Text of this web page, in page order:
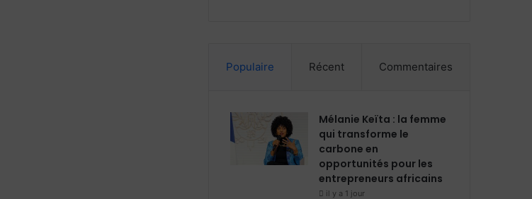
e
k
d
n
b
e
t
g
a
Populaire Récent Commentaires
Mélanie Keïta : la femme
qui transforme le
carbone en
opportunités pour les
entrepreneurs africains
il y a 1 jour